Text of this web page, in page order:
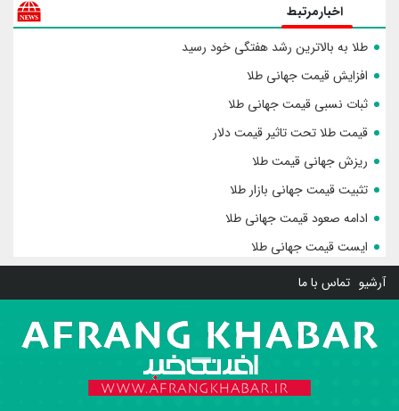
اخبارمرتبط
طلا به بالاترین رشد هفتگی خود رسید
افزایش قیمت جهانی طلا
ثبات نسبی قیمت جهانی طلا
قیمت طلا تحت تاثیر قیمت دلار
ریزش جهانی قیمت طلا
تثبیت قیمت جهانی بازار طلا
ادامه صعود قیمت جهانی طلا
ایست قیمت جهانی طلا
آرشیو تماس با ما